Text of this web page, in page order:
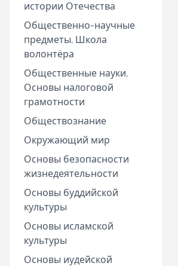
истории Отечества
Общественно-научные
предметы. Школа
волонтёра
Общественные науки.
Основы налоговой
грамотности
Обществознание
Окружающий мир
Основы безопасности
жизнедеятельности
Основы буддийской
культуры
Основы исламской
культуры
Основы иудейской